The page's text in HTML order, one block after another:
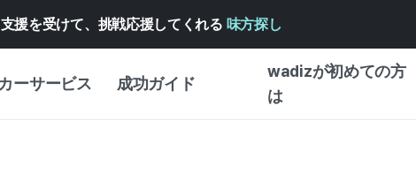
支援を受けて、挑戦応援してくれる 味方探し
ーサービス 成功ガイド
wadizが初めての方
は